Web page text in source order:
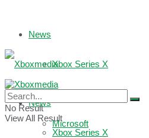
News
Xbox Series X
Microsoft
News
Xbox Series X
No Result
View All Result